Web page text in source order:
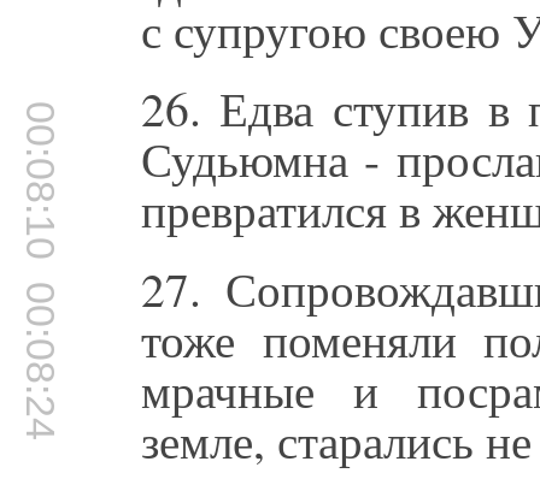
с супругою своею
00:08:10 26. Едва ступив в
Судьюмна -
превратился в
00:08:24 27.
тоже поменяли
мрачные и
земле, старались